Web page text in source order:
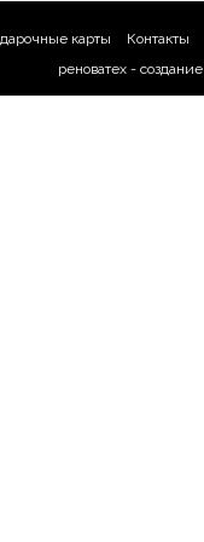
карты Контакты
реноватех - создание